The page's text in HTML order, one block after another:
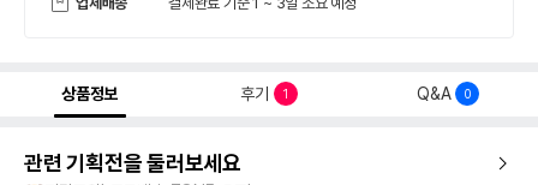
상품정보 후기 1 Q&A 0
관련 기획전을 둘러보세요